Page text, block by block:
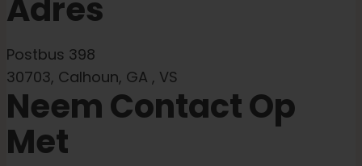
Autoflower zaden
Triploïde zaden
Adres
Postbus 398
30703, Calhoun, GA , VS
Neem Contact Op
Met